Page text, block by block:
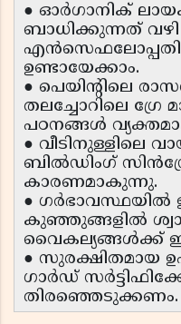
● ഓർഗാനിക്
ബാധിക്കുന്നത്
ഉണ്ടായേക്കാം.
● പെയിന്റിലെ
തലച്ചോറിലെ ഗ്രേ
പഠനങ്ങൾ
● വീടിനുള്ളിലെ
ബിൽഡിംഗ്
കാരണമാകുന്നു.
●
കുഞ്ഞുങ്ങളിൽ
വൈകല്യങ്ങൾക്ക്
● സുരക്ഷിതമായ
ഗാർഡ്
തിരഞ്ഞെടുക്കണം.